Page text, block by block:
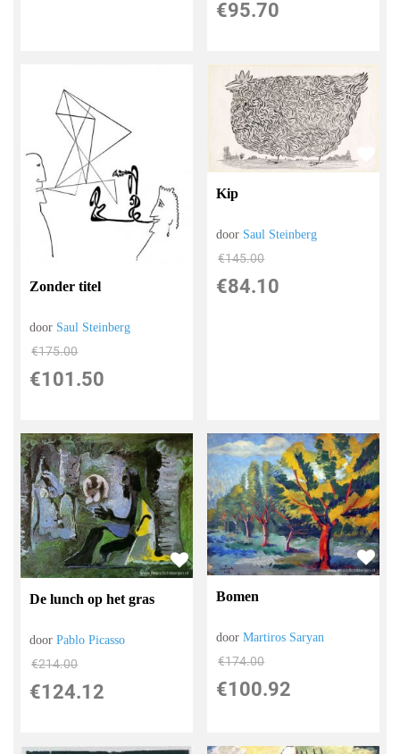
€95.70
Zonder titel
door Saul Steinberg
€175.00
€101.50
Kip
door Saul Steinberg
€145.00
€84.10
De lunch op het gras
doorPablo Picasso
€214.00
€124.12
Bomen
doorMartiros Saryan
€174.00
€100.92